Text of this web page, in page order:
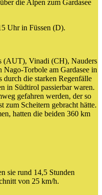
die Alpen zum Gardasee
Uhr in Füssen (D).
(AUT), Vinadi (CH), Nauders
Torbole am Gardasee in
durch die starken Regenfälle
in Südtirol passierbar waren.
gefahren werden, der so
zum Scheitern gebracht hätte.
hatten die beiden 360 km
sie rund 14,5 Stunden
von 25 km/h.